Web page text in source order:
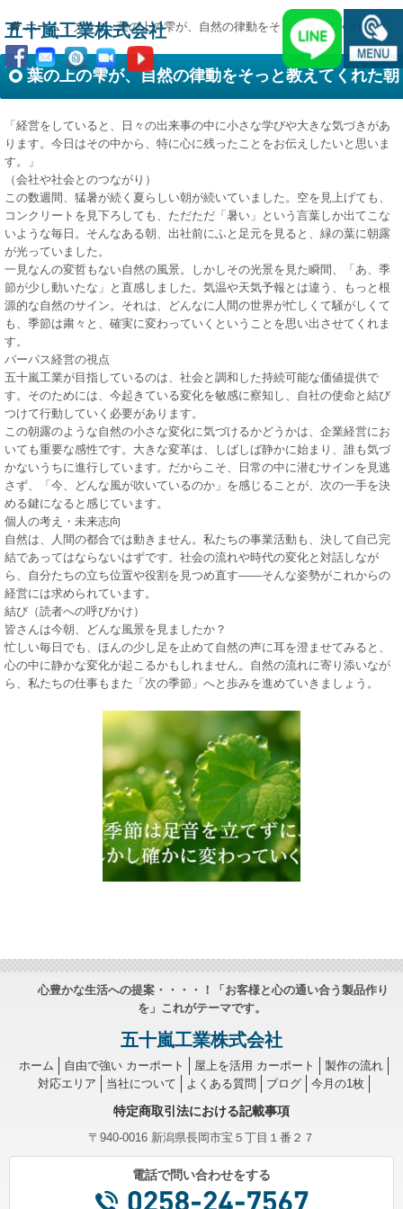
五十嵐工業株式会社
ホーム-ブログ-葉の上の雫が、自然の律動をそっと教えてくれた朝
葉の上の雫が、自然の律動をそっと教えてくれた朝
「経営をしていると、日々の出来事の中に小さな学びや大きな気づきがあ
ります。今日はその中から、特に心に残ったことをお伝えしたいと思いま
す。」
（会社や社会とのつながり）
この数週間、猛暑が続く夏らしい朝が続いていました。空を見上げても、
コンクリートを見下ろしても、ただただ「暑い」という言葉しか出てこな
いような毎日。そんなある朝、出社前にふと足元を見ると、緑の葉に朝露
が光っていました。
一見なんの変哲もない自然の風景。しかしその光景を見た瞬間、「あ、季
節が少し動いたな」と直感しました。気温や天気予報とは違う、もっと根
源的な自然のサイン。それは、どんなに人間の世界が忙しくて騒がしくて
も、季節は粛々と、確実に変わっていくということを思い出させてくれま
す。
パーパス経営の視点
五十嵐工業が目指しているのは、社会と調和した持続可能な価値提供で
す。そのためには、今起きている変化を敏感に察知し、自社の使命と結び
つけて行動していく必要があります。
この朝露のような自然の小さな変化に気づけるかどうかは、企業経営にお
いても重要な感性です。大きな変革は、しばしば静かに始まり、誰も気づ
かないうちに進行しています。だからこそ、日常の中に潜むサインを見逃
さず、「今、どんな風が吹いているのか」を感じることが、次の一手を決
める鍵になると感じています。
個人の考え・未来志向
自然は、人間の都合では動きません。私たちの事業活動も、決して自己完
結であってはならないはずです。社会の流れや時代の変化と対話しなが
ら、自分たちの立ち位置や役割を見つめ直す——そんな姿勢がこれからの
経営には求められています。
結び（読者への呼びかけ）
皆さんは今朝、どんな風景を見ましたか？
忙しい毎日でも、ほんの少し足を止めて自然の声に耳を澄ませてみると、
心の中に静かな変化が起こるかもしれません。自然の流れに寄り添いなが
ら、私たちの仕事もまた「次の季節」へと歩みを進めていきましょう。
心豊かな生活への提案・・・・！「お客様と心の通い合う製品作り
を」これがテーマです。
五十嵐工業株式会社
ホーム 自由で強い カーポート 屋上を活用 カーポート
製作の流れ
対応エリア
当社について よくある質問 ブログ 今月の1枚
特定商取引法における記載事項
〒940-0016 新潟県長岡市宝５丁目１番２７
電話で問い合わせをする